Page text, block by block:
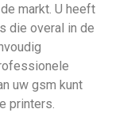
markt. U heeft
die overal in de
uw gsm kunt
printers.